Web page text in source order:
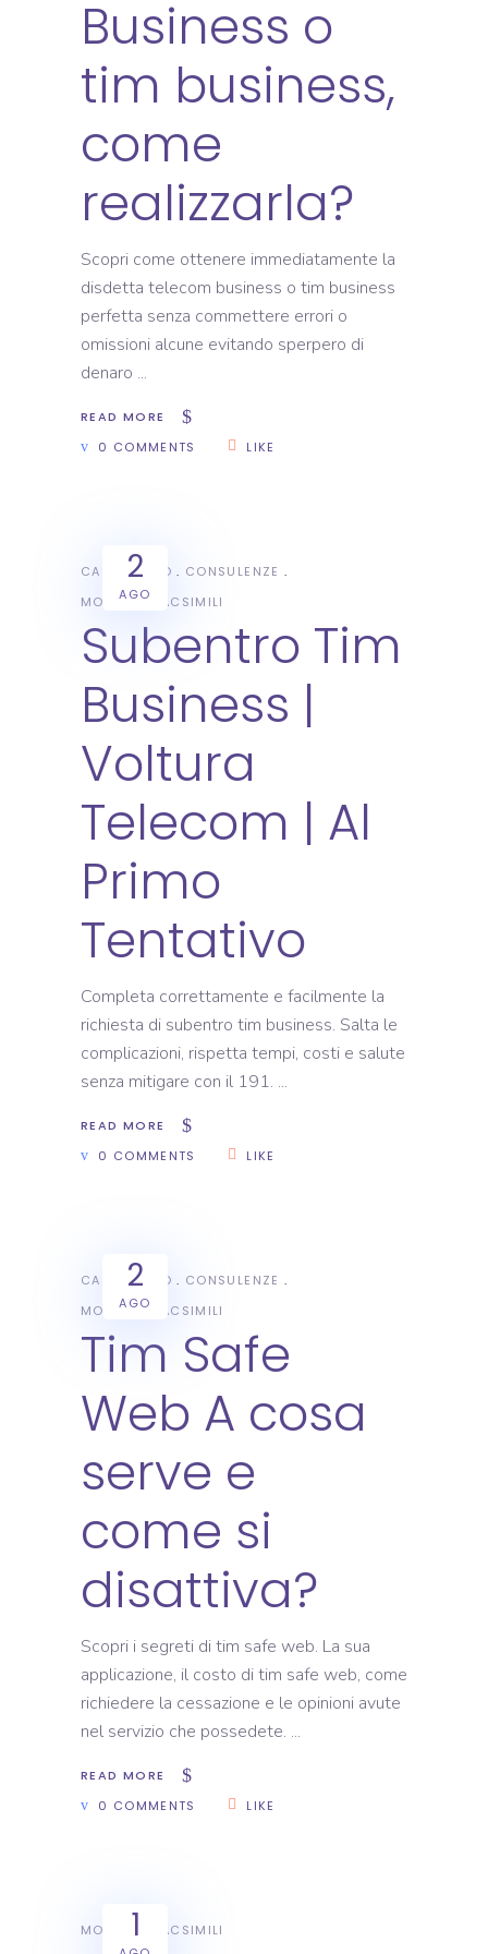
Business o
tim business,
come
realizzarla?
Scopri come ottenere immediatamente la
disdetta telecom business o tim business
perfetta senza commettere errori o
omissioni alcune evitando sperpero di
denaro
READ MORE
0 COMMENTS
LIKE
2
AGO
CASI STUDIO
CONSULENZE
MODULI E FACSIMILI
Subentro Tim
Business |
Voltura
Telecom | Al
Primo
Tentativo
Completa correttamente e facilmente la
richiesta di subentro tim business. Salta le
complicazioni, rispetta tempi, costi e salute
senza mitigare con il 191.
READ MORE
0 COMMENTS
LIKE
2
AGO
CASI STUDIO
CONSULENZE
MODULI E FACSIMILI
Tim Safe
Web A cosa
serve e
come si
disattiva?
Scopri i segreti di tim safe web. La sua
applicazione, il costo di tim safe web, come
richiedere la cessazione e le opinioni avute
nel servizio che possedete.
READ MORE
0 COMMENTS
LIKE
1
MODULI E FACSIMILI